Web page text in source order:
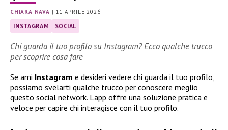
CHIARA NAVA | 11 APRILE 2026
INSTAGRAM SOCIAL
Chi guarda il tuo profilo su Instagram? Ecco qualche trucco
per scoprire cosa fare
Se ami Instagram e desideri vedere chi guarda il tuo profilo,
possiamo svelarti qualche trucco per conoscere meglio
questo social network. L’app offre una soluzione pratica e
veloce per capire chi interagisce con il tuo profilo.